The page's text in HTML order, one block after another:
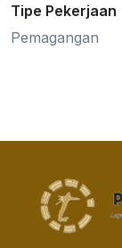
Tipe Pekerjaan
Pemagangan